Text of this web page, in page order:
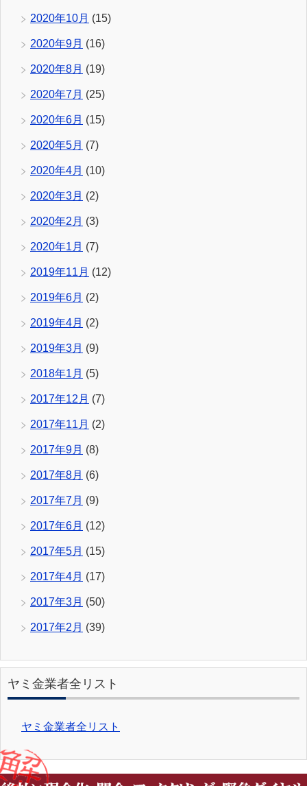
2020年10月 (15)
2020年9月 (16)
2020年8月 (19)
2020年7月 (25)
2020年6月 (15)
2020年5月 (7)
2020年4月 (10)
2020年3月 (2)
2020年2月 (3)
2020年1月 (7)
2019年11月 (12)
2019年6月 (2)
2019年4月 (2)
2019年3月 (9)
2018年1月 (5)
2017年12月 (7)
2017年11月 (2)
2017年9月 (8)
2017年8月 (6)
2017年7月 (9)
2017年6月 (12)
2017年5月 (15)
2017年4月 (17)
2017年3月 (50)
2017年2月 (39)
ヤミ金業者全リスト
ヤミ金業者全リスト